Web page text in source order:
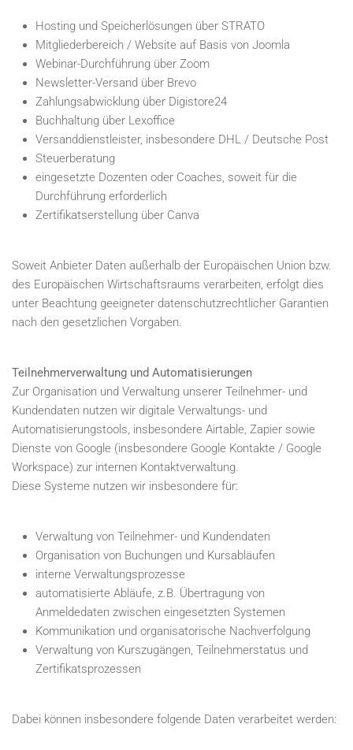
Hosting und Speicherlösungen über STRATO
Mitgliederbereich / Website auf Basis von Joomla
Webinar-Durchführung über Zoom
Newsletter-Versand über Brevo
Zahlungsabwicklung über Digistore24
Buchhaltung über Lexoffice
Versanddienstleister, insbesondere DHL / Deutsche Post
Steuerberatung
eingesetzte Dozenten oder Coaches, soweit für die
Durchführung erforderlich
Zertifikatserstellung über Canva
Soweit Anbieter Daten außerhalb der Europäischen Union bzw.
des Europäischen Wirtschaftsraums verarbeiten, erfolgt dies
unter Beachtung geeigneter datenschutzrechtlicher Garantien
nach den gesetzlichen Vorgaben.
Teilnehmerverwaltung und Automatisierungen
Zur Organisation und Verwaltung unserer Teilnehmer- und
Kundendaten nutzen wir digitale Verwaltungs- und
Automatisierungstools, insbesondere Airtable, Zapier sowie
Dienste von Google (insbesondere Google Kontakte / Google
Workspace) zur internen Kontaktverwaltung.
Diese Systeme nutzen wir insbesondere für:
Verwaltung von Teilnehmer- und Kundendaten
Organisation von Buchungen und Kursabläufen
interne Verwaltungsprozesse
automatisierte Abläufe, z.B. Übertragung von
Anmeldedaten zwischen eingesetzten Systemen
Kommunikation und organisatorische Nachverfolgung
Verwaltung von Kurszugängen, Teilnehmerstatus und
Zertifikatsprozessen
Dabei können insbesondere folgende Daten verarbeitet werden: